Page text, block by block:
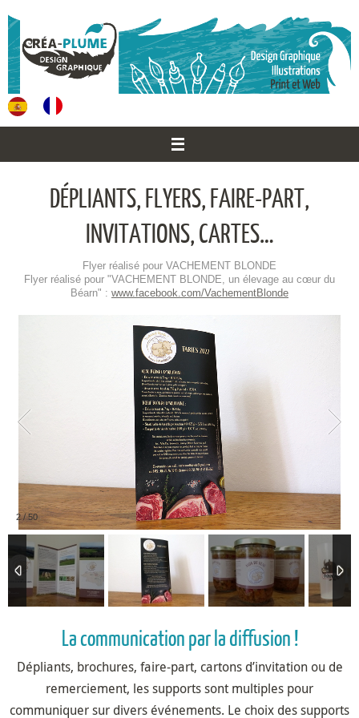
au
contenu
DÉPLIANTS, FLYERS, FAIRE-PART,
INVITATIONS, CARTES…
2/50
Flyer réalisé pour VACHEMENT BLONDE
Flyer réalisé pour "VACHEMENT BLONDE, un élevage au cœur du
Béarn" : www.facebook.com/VachementBlonde
La communication par la diffusion !
Dépliants, brochures, faire-part, cartons d’invitation ou de
remerciement, les supports sont multiples pour
communiquer sur divers événements. Le choix des supports